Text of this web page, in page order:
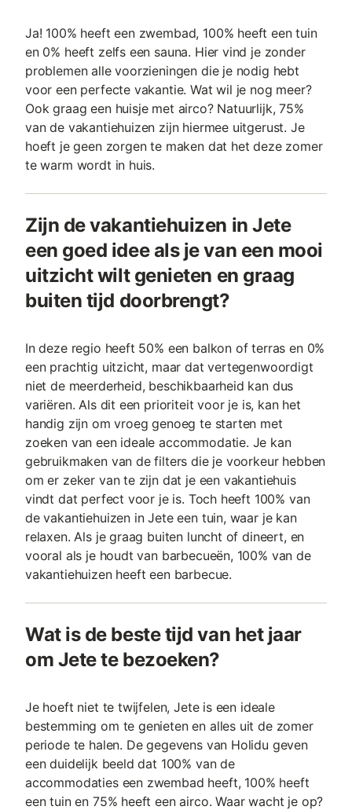
Ja! 100% heeft een zwembad, 100% heeft een tuin
en 0% heeft zelfs een sauna. Hier vind je zonder
problemen alle voorzieningen die je nodig hebt
voor een perfecte vakantie. Wat wil je nog meer?
Ook graag een huisje met airco? Natuurlijk, 75%
van de vakantiehuizen zijn hiermee uitgerust. Je
hoeft je geen zorgen te maken dat het deze zomer
te warm wordt in huis.
Zijn de vakantiehuizen in Jete
een goed idee als je van een mooi
uitzicht wilt genieten en graag
buiten tijd doorbrengt?
In deze regio heeft 50% een balkon of terras en 0%
een prachtig uitzicht, maar dat vertegenwoordigt
niet de meerderheid, beschikbaarheid kan dus
variëren. Als dit een prioriteit voor je is, kan het
handig zijn om vroeg genoeg te starten met
zoeken van een ideale accommodatie. Je kan
gebruikmaken van de filters die je voorkeur hebben
om er zeker van te zijn dat je een vakantiehuis
vindt dat perfect voor je is. Toch heeft 100% van
de vakantiehuizen in Jete een tuin, waar je kan
relaxen. Als je graag buiten luncht of dineert, en
vooral als je houdt van barbecueën, 100% van de
vakantiehuizen heeft een barbecue.
Wat is de beste tijd van het jaar
om Jete te bezoeken?
Je hoeft niet te twijfelen, Jete is een ideale
bestemming om te genieten en alles uit de zomer
periode te halen. De gegevens van Holidu geven
een duidelijk beeld dat 100% van de
accommodaties een zwembad heeft, 100% heeft
een tuin en 75% heeft een airco. Waar wacht je op?